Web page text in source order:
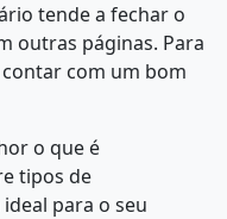
tende a fechar o
outras páginas. Para
com um bom
o que é
tipos de
para o seu